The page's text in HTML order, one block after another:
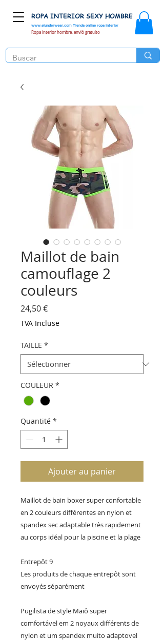
www.elunderwear.com Tienda online ropa interior
ROPA INTERIOR SEXY HOMBRE
Ropa interior hombre, envió gratuito
Maillot de bain
camouflage 2
couleurs
24,50 €Prix
TVA Incluse
TAILLE *
COULEUR *
Quantité *
Ajouter au panier
Maillot de bain boxer super confortable
en 2 couleurs différentes en nylon et
spandex sec adaptable très rapidement
au corps idéal pour la piscine et la plage
Entrepôt 9
Les produits de chaque entrepôt sont
envoyés séparément
Pugilista de style Maiô super
comfortável em 2 noyaux différents de
nylon et um spandex muito adaptovel